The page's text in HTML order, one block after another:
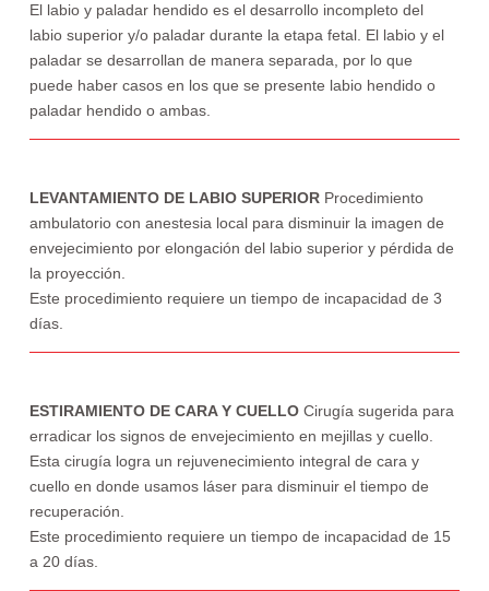
El labio y paladar hendido es el desarrollo incompleto del
labio superior y/o paladar durante la etapa fetal. El labio y el
paladar se desarrollan de manera separada, por lo que
puede haber casos en los que se presente labio hendido o
paladar hendido o ambas.
LEVANTAMIENTO DE LABIO SUPERIORProcedimiento
ambulatorio con anestesia local para disminuir la imagen de
envejecimiento por elongación del labio superior y pérdida de
la proyección.
Este procedimiento requiere un tiempo de incapacidad de 3
días.
ESTIRAMIENTO DE CARA Y CUELLOCirugía sugerida para
erradicar los signos de envejecimiento en mejillas y cuello.
Esta cirugía logra un rejuvenecimiento integral de cara y
cuello en donde usamos láser para disminuir el tiempo de
recuperación.
Este procedimiento requiere un tiempo de incapacidad de 15
a 20 días.